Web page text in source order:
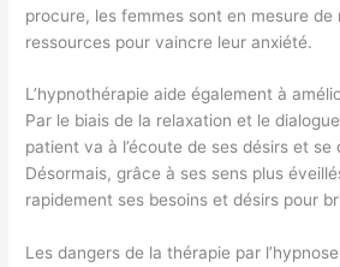
procure, les femmes sont en mesure de
ressources pour vaincre leur anxiété.
L’hypnothérapie aide également à
Par le biais de la relaxation et le
patient va à l’écoute de ses désirs et
Désormais, grâce à ses sens plus
rapidement ses besoins et désirs pour
Les dangers de la thérapie par l’hypnose